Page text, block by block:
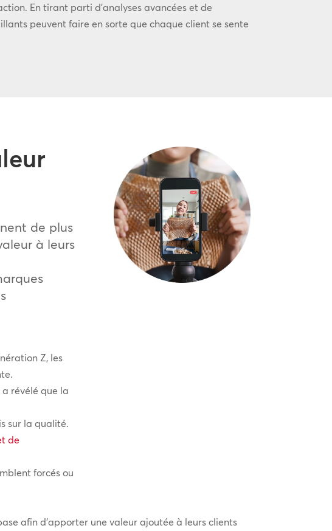
En tirant parti d’analyses avancées et de
peuvent faire en sorte que chaque client se sente
de plus
à leurs
Z, les
a révélé que la
sur la qualité.
de
forcés ou
afin d’apporter une valeur ajoutée à leurs clients